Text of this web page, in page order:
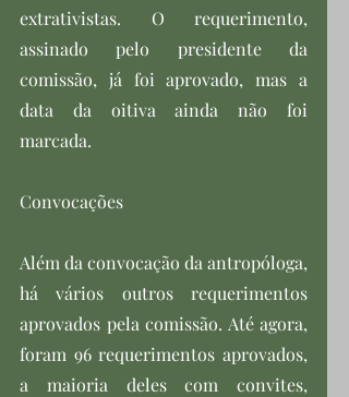
extrativistas. O requerimento,
assinado pelo presidente da
comissão, já foi aprovado, mas a
data da oitiva ainda não foi
marcada.
Convocações
Além da convocação da antropóloga,
há vários outros requerimentos
aprovados pela comissão. Até agora,
foram 96 requerimentos aprovados,
a maioria deles com convites,